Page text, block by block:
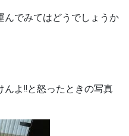
んでみてはどうでしょうか
よ!!と怒ったときの写真